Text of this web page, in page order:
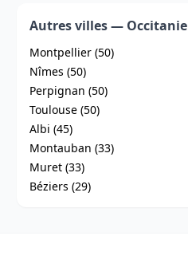
Autres villes — Occitanie
Montpellier (50)
Nîmes (50)
Perpignan (50)
Toulouse (50)
Albi (45)
Montauban (33)
Muret (33)
Béziers (29)